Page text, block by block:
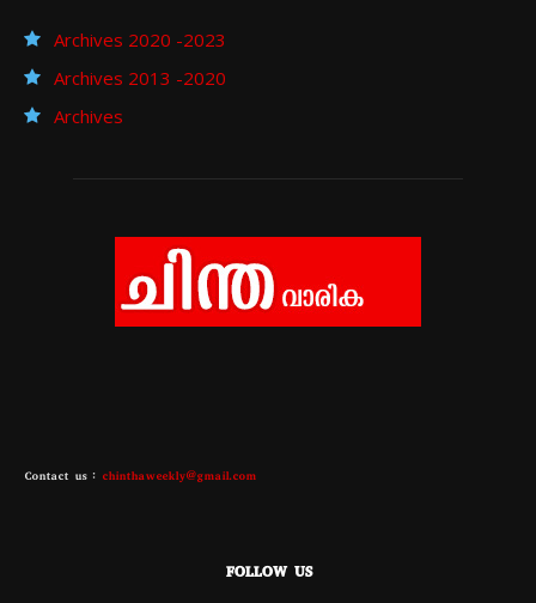
Archives 2020 -2023
Archives 2013 -2020
Archives
Contact us : chinthaweekly@gmail.com
FOLLOW US